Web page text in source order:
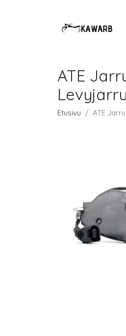
ATE
Levyjarru
Etusivu ATE